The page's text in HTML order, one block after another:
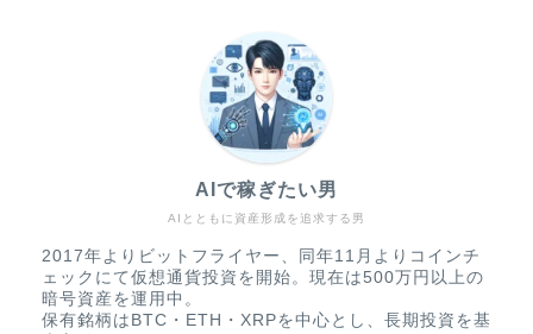
AIとともに資産形成を追求する男
AIで稼ぎたい男
2017年よりビットフライヤー、同年11月よりコインチ
ェックにて仮想通貨投資を開始。現在は500万円以上の
暗号資産を運用中。
保有銘柄はBTC・ETH・XRPを中心とし、長期投資を基